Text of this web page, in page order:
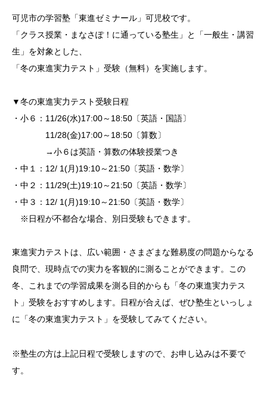
可児市の学習塾「東進ゼミナール」可児校です。
「クラス授業・まなさぽ！に通っている塾生」と「一般生・講習
生」を対象とした、
「冬の東進実力テスト」受験（無料）を実施します。
▼冬の東進実力テスト受験日程
・小６：11/26(水)17:00～18:50〔英語・国語〕
11/28(金)17:00～18:50〔算数〕
→小６は英語・算数の体験授業つき
・中１：12/ 1(月)19:10～21:50〔英語・数学〕
・中２：11/29(土)19:10～21:50〔英語・数学〕
・中３：12/ 1(月)19:10～21:50〔英語・数学〕
※日程が不都合な場合、別日受験もできます。
東進実力テストは、広い範囲・さまざまな難易度の問題からなる
良問で、現時点での実力を客観的に測ることができます。この
冬、これまでの学習成果を測る目的からも「冬の東進実力テス
ト」受験をおすすめします。日程が合えば、ぜひ塾生といっしょ
に「冬の東進実力テスト」を受験してみてください。
※塾生の方は上記日程で受験しますので、お申し込みは不要で
す。